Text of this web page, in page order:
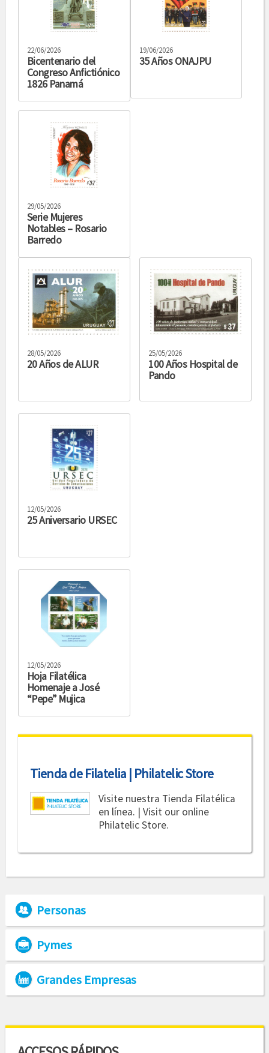
22/06/2026
Bicentenario del
Congreso Anfictiónico
1826 Panamá
19/06/2026
35 Años ONAJPU
29/05/2026
Serie Mujeres
Notables – Rosario
Barredo
28/05/2026
20 Años de ALUR
25/05/2026
100 Años Hospital de
Pando
12/05/2026
25 Aniversario URSEC
12/05/2026
Hoja Filatélica
Homenaje a José
“Pepe” Mujica
Tienda de Filatelia | Philatelic Store
Visite nuestra Tienda Filatélica
en línea. | Visit our online
Philatelic Store.
Personas
Pymes
Grandes Empresas